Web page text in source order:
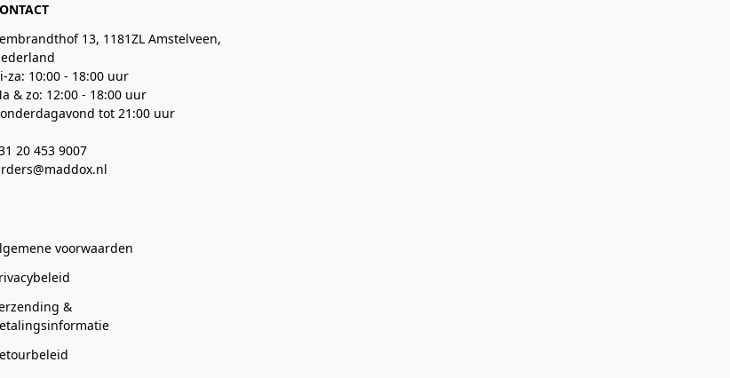
13, 1181ZL Amstelveen,
za: 10:00 - 18:00 uur
& zo: 12:00 - 18:00 uur
tot 21:00 uur
20 453 9007
voorwaarden
&